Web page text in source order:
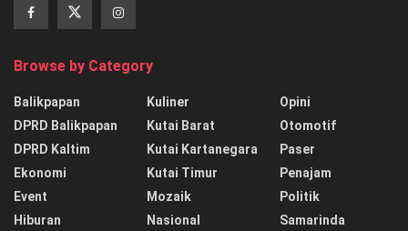
Browse by Category
Balikpapan
DPRD Balikpapan
DPRD Kaltim
Ekonomi
Event
Hiburan
Kuliner
Kutai Barat
Kutai Kartanegara
Kutai Timur
Mozaik
Nasional
Opini
Otomotif
Paser
Penajam
Politik
Samarinda